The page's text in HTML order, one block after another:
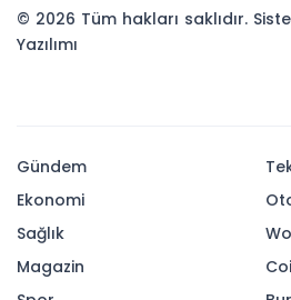
© 2026 Tüm hakları saklıdır.
Yazılımı
Gündem
Ekonomi
Sağlık
Magazin